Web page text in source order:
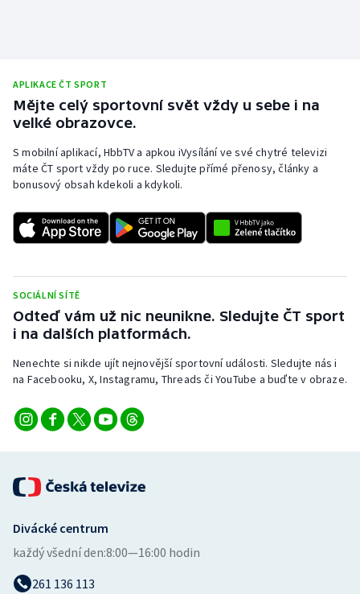
APLIKACE ČT SPORT
Mějte celý sportovní svět vždy u sebe i na
velké obrazovce.
S mobilní aplikací, HbbTV a apkou iVysílání ve své chytré televizi
máte ČT sport vždy po ruce. Sledujte přímé přenosy, články a
bonusový obsah kdekoli a kdykoli.
SOCIÁLNÍ SÍTĚ
Odteď vám už nic neunikne. Sledujte ČT sport
i na dalších platformách.
Nenechte si nikde ujít nejnovější sportovní události. Sledujte nás i
na Facebooku, X, Instagramu, Threads či YouTube a buďte v obraze.
Divácké centrum
každý všední den:8:00—16:00 hodin
261 136 113